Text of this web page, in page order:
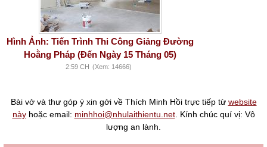
Hình Ảnh: Tiến Trình Thi Công Giảng Đường
Hoằng Pháp (Đến Ngày 15 Tháng 05)
2:59 CH (Xem: 14666)
Bài vở và thư góp ý xin gởi về Thích Minh Hồi trực tiếp từ website
nàyhoặc email: minhhoi@nhulaithientu.net. Kính chúc quí vị: Vô
lượng an lành.